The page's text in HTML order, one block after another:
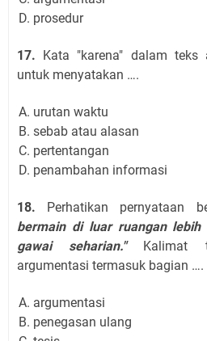
prosedur
17. Kata "karena" dalam teks
untuk menyatakan ….
urutan waktu
sebab atau alasan
pertentangan
penambahan informasi
18. Perhatikan pernyataan
bermain di luar ruangan
gawai seharian."Kalimat
argumentasi termasuk bagian ….
argumentasi
penegasan ulang